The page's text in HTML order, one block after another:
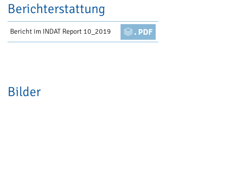
Berichterstattung
Bericht im INDAT Report 10_2019
Bilder